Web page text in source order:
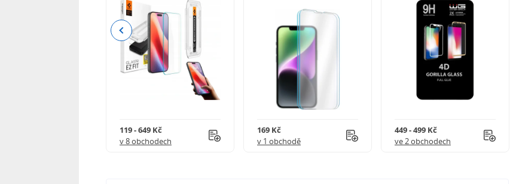
119 - 649 Kč
v 8 obchodech
169 Kč
v 1 obchodě
449 - 499 Kč
ve 2 obchodech
Previous